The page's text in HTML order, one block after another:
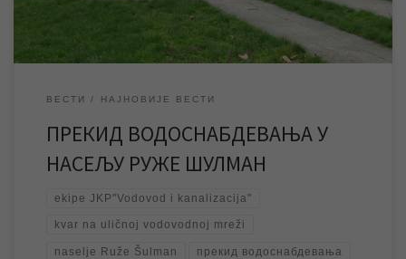
ВЕСТИ НАЈНОВИЈЕ ВЕСТИ
ПРЕКИД ВОДОСНАБДЕВАЊА У
НАСЕЉУ РУЖЕ ШУЛМАН
ekipe JKP"Vodovod i kanalizacija"
kvar na uličnoj vodovodnoj mreži
naselje Ruže Šulman прекид водоснабдевања